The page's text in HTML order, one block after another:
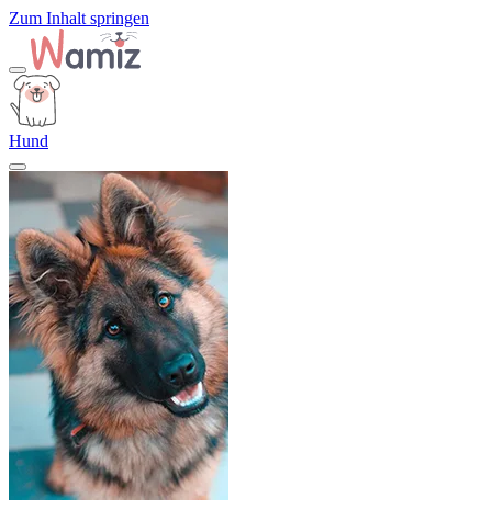
Zum Inhalt springen
Hund